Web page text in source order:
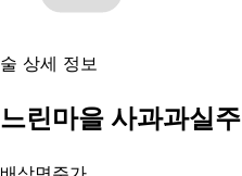
술 상세 정보
느린마을 사과과실주